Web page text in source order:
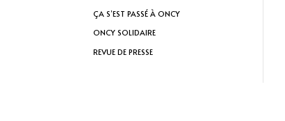
ÇA S’EST PASSÉ À ONCY
ONCY SOLIDAIRE
REVUE DE PRESSE